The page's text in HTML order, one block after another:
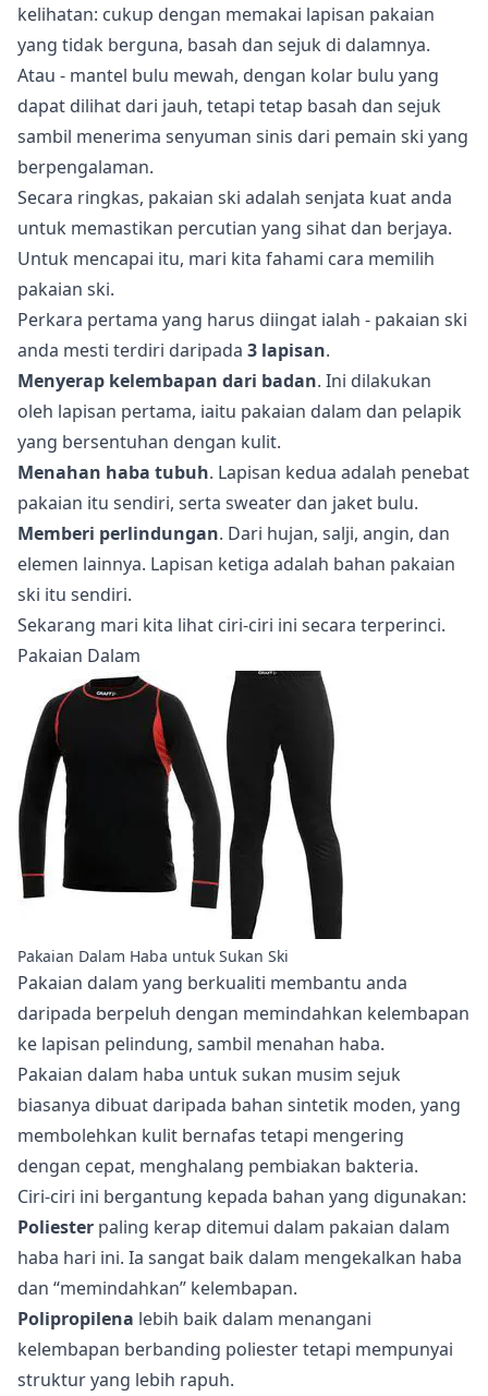
kelihatan: cukup dengan memakai lapisan pakaian
yang tidak berguna, basah dan sejuk di dalamnya.
Atau - mantel bulu mewah, dengan kolar bulu yang
dapat dilihat dari jauh, tetapi tetap basah dan sejuk
sambil menerima senyuman sinis dari pemain ski yang
berpengalaman.
Secara ringkas, pakaian ski adalah senjata kuat anda
untuk memastikan percutian yang sihat dan berjaya.
Untuk mencapai itu, mari kita fahami cara memilih
pakaian ski.
Perkara pertama yang harus diingat ialah - pakaian ski
anda mesti terdiri daripada 3 lapisan.
Menyerap kelembapan dari badan. Ini dilakukan
oleh lapisan pertama, iaitu pakaian dalam dan pelapik
yang bersentuhan dengan kulit.
Menahan haba tubuh. Lapisan kedua adalah penebat
pakaian itu sendiri, serta sweater dan jaket bulu.
Memberi perlindungan. Dari hujan, salji, angin, dan
elemen lainnya. Lapisan ketiga adalah bahan pakaian
ski itu sendiri.
Sekarang mari kita lihat ciri-ciri ini secara terperinci.
Pakaian Dalam
Pakaian Dalam Haba untuk Sukan Ski
Pakaian dalam yang berkualiti membantu anda
daripada berpeluh dengan memindahkan kelembapan
ke lapisan pelindung, sambil menahan haba.
Pakaian dalam haba untuk sukan musim sejuk
biasanya dibuat daripada bahan sintetik moden, yang
membolehkan kulit bernafas tetapi mengering
dengan cepat, menghalang pembiakan bakteria.
Ciri-ciri ini bergantung kepada bahan yang digunakan:
Poliester paling kerap ditemui dalam pakaian dalam
haba hari ini. Ia sangat baik dalam mengekalkan haba
dan “memindahkan” kelembapan.
Polipropilena lebih baik dalam menangani
kelembapan berbanding poliester tetapi mempunyai
struktur yang lebih rapuh.